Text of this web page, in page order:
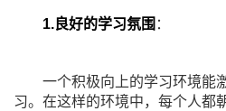
1.良好的学习氛围 ：
一个积极向上的学习环境能
习。在这样的环境中，每个人都